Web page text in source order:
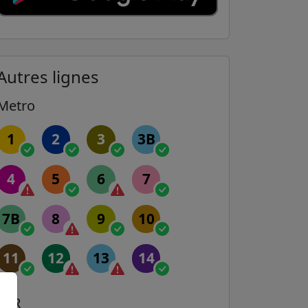
lignes
1 2 3 3B
4 5 6 7
7B 8 9 10
11 12 13 14
RER